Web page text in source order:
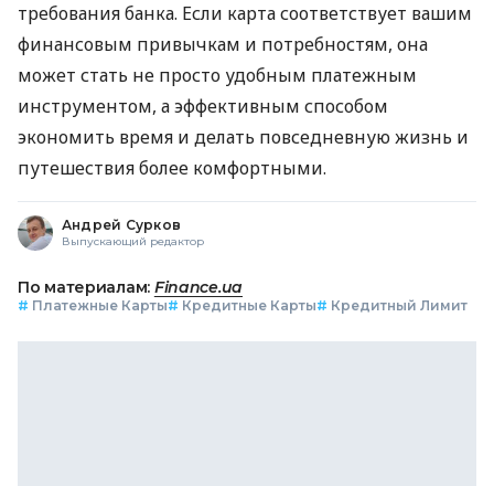
требования банка. Если карта соответствует вашим
финансовым привычкам и потребностям, она
может стать не просто удобным платежным
инструментом, а эффективным способом
экономить время и делать повседневную жизнь и
путешествия более комфортными.
Андрей Сурков
Выпускающий редактор
По материалам: Finance.ua
# Платежные Карты# Кредитные Карты# Кредитный Лимит